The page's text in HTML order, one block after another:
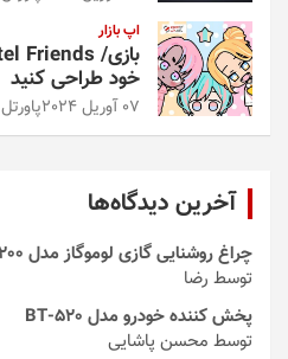
اپ بازار
خود طراحی کنید
07 آوریل 2024 پاورتل
آخرین دیدگاه‌ها
چراغ روشنایی گازی لوموگاز مدل C200
توسط رضا
پخش کننده خودرو مدل 520-BT
توسط محسن پاشایی